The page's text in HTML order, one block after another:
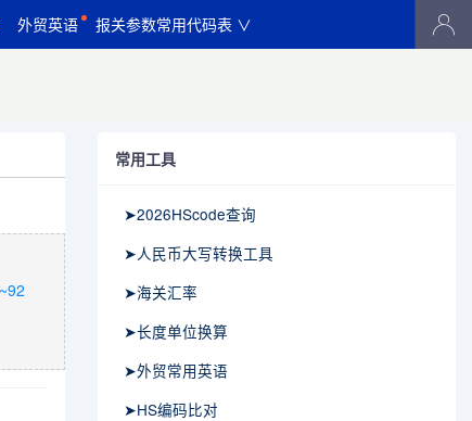
外贸英语 报关参数常用代码表 ∨
常用工具
➤2026HScode查询
➤人民币大写转换工具
➤海关汇率
➤长度单位换算
➤外贸常用英语
➤HS编码比对